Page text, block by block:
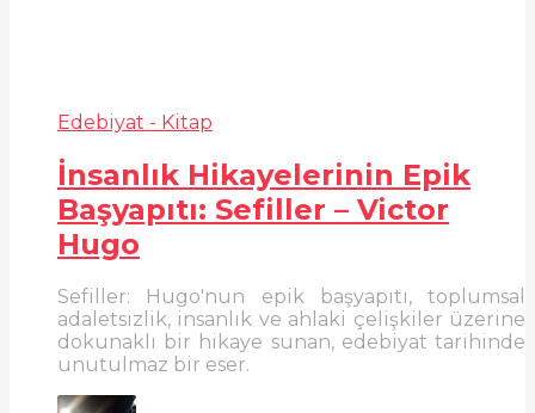
Edebiyat - Kitap
İnsanlık Hikayelerinin Epik
Başyapıtı: Sefiller – Victor
Hugo
Sefiller: Hugo'nun epik başyapıtı, toplumsal
adaletsizlik, insanlık ve ahlaki çelişkiler üzerine
dokunaklı bir hikaye sunan, edebiyat tarihinde
unutulmaz bir eser.